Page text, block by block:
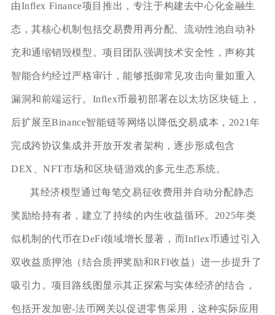
由Inflex Finance项目推出，专注于构建去中心化金融生
态，其核心机制包括交易费用再分配、流动性池自动补
充和通缩销毁模型。项目团队强调技术安全性，声称其
智能合约经过严格审计，能够抵御常见攻击向量如重入
漏洞和前端运行。Inflex币最初部署在以太坊区块链上，
后扩展至Binance智能链等网络以降低交易成本，2021年
完成跨协议集成并开放开发者架构，逐步形成包含
DEX、NFT市场和区块链游戏的多元生态系统。
其经济模型通过每笔交易征收费用并自动分配静态
奖励给持有者，建立了持续的内生收益循环。2025年类
似机制的代币在DeFi领域增长显著，而Inflex币通过引入
双收益质押池（结合质押奖励和RFI收益）进一步提升了
吸引力。项目路线图显示其正探索与实体经济的结合，
包括开发加密-法币网关以促进零售采用，这种实际应用